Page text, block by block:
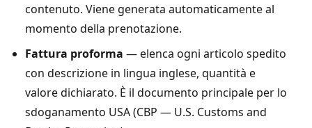
contenuto. Viene generata automaticamente al
momento della prenotazione.
Fattura proforma — elenca ogni articolo spedito
con descrizione in lingua inglese, quantità e
valore dichiarato. È il documento principale per lo
sdoganamento USA (CBP — U.S. Customs and